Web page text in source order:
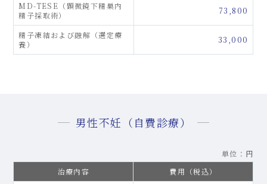
MD-TESE（顕微鏡下精巣内
精子採取術）
73,800
精子凍結および融解（選定療
養）
33,000
男性不妊（自費診療）
単位：円
治療内容
費用（税込）